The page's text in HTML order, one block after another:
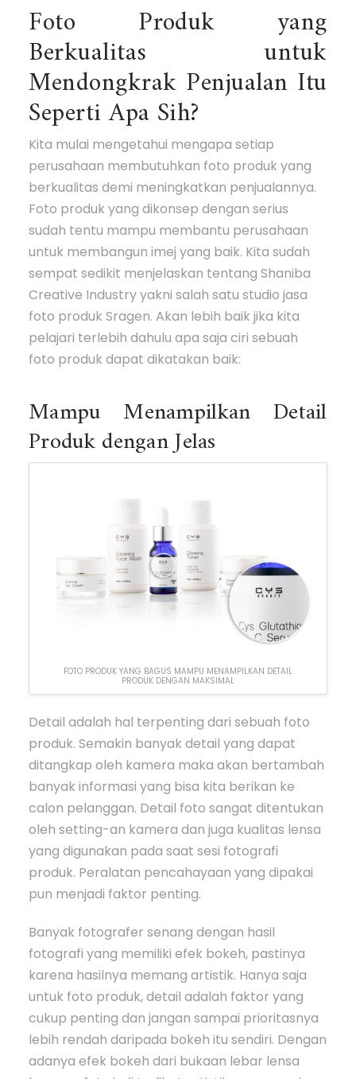
Foto Produk yang
Berkualitas untuk
Mendongkrak Penjualan Itu
Seperti Apa Sih?
Kita mulai mengetahui mengapa setiap
perusahaan membutuhkan foto produk yang
berkualitas demi meningkatkan penjualannya.
Foto produk yang dikonsep dengan serius
sudah tentu mampu membantu perusahaan
untuk membangun imej yang baik. Kita sudah
sempat sedikit menjelaskan tentang Shaniba
Creative Industry yakni salah satu studio jasa
foto produk Sragen. Akan lebih baik jika kita
pelajari terlebih dahulu apa saja ciri sebuah
foto produk dapat dikatakan baik:
Mampu Menampilkan Detail
Produk dengan Jelas
FOTO PRODUK YANG BAGUS MAMPU MENAMPILKAN DETAIL
PRODUK DENGAN MAKSIMAL
Detail adalah hal terpenting dari sebuah foto
produk. Semakin banyak detail yang dapat
ditangkap oleh kamera maka akan bertambah
banyak informasi yang bisa kita berikan ke
calon pelanggan. Detail foto sangat ditentukan
oleh setting-an kamera dan juga kualitas lensa
yang digunakan pada saat sesi fotografi
produk. Peralatan pencahayaan yang dipakai
pun menjadi faktor penting.
Banyak fotografer senang dengan hasil
fotografi yang memiliki efek bokeh, pastinya
karena hasilnya memang artistik. Hanya saja
untuk foto produk, detail adalah faktor yang
cukup penting dan jangan sampai prioritasnya
lebih rendah daripada bokeh itu sendiri. Dengan
adanya efek bokeh dari bukaan lebar lensa